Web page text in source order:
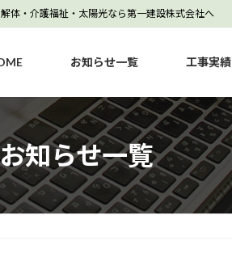
体・介護福祉・太陽光なら第一建設株式会社へ
お知らせ一覧 工事実績
知らせ一覧